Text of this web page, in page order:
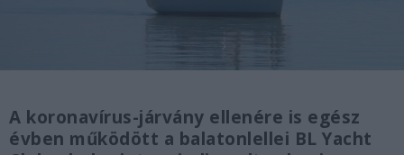
A koronavírus-járvány ellenére is egész
évben működött a balatonlellei BL Yacht